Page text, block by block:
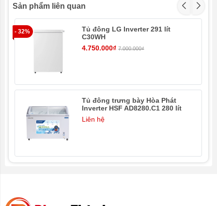
Sản phẩm liên quan
- 32%
Tủ đông LG Inverter 291 lít
C30WH
4.750.000₫ 7.000.000₫
Tủ đông trưng bày Hòa Phát
Inverter HSF AD8280.C1 280 lít
Liên hệ